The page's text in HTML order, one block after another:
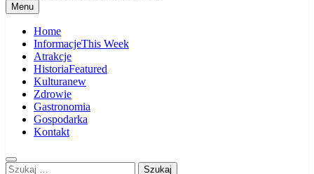
Menu
Home
InformacjeThis Week
Atrakcje
HistoriaFeatured
Kulturanew
Zdrowie
Gastronomia
Gospodarka
Kontakt
Szukaj: